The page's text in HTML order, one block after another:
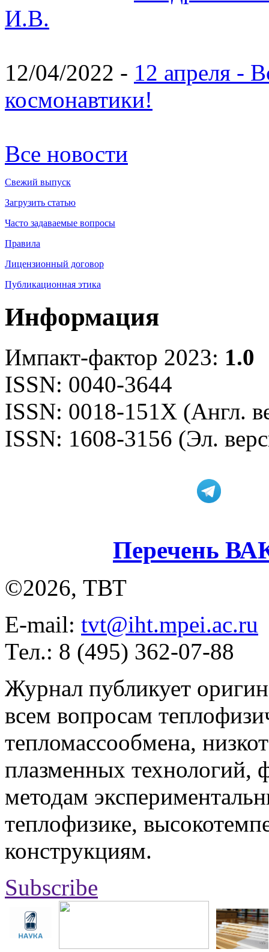
И.В.
12/04/2022 - 12 апреля -
космонавтики!
Все новости
Свежий выпуск
Загрузить статью
Часто задаваемые вопросы
Правила
Лицензионный договор
Публикационная этика
Информация
Импакт-фактор 2023: 1.0
ISSN: 0040-3644
ISSN: 0018-151X (Англ.
ISSN: 1608-3156 (Эл.
Перечень
©2026, ТВТ
E-mail: tvt@iht.mpei.ac.ru
Тел.: 8 (495) 362-07-88
Журнал публикует
всем вопросам
тепломассообмена,
плазменных технологий,
методам
теплофизике,
конструкциям.
Subscribe